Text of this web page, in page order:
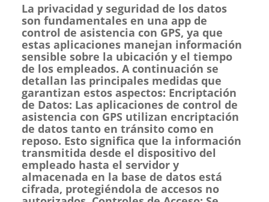
La privacidad y seguridad de los datos
son fundamentales en una app de
control de asistencia con GPS, ya que
estas aplicaciones manejan información
sensible sobre la ubicación y el tiempo
de los empleados. A continuación se
detallan las principales medidas que
garantizan estos aspectos: Encriptación
de Datos: Las aplicaciones de control de
asistencia con GPS utilizan encriptación
de datos tanto en tránsito como en
reposo. Esto significa que la información
transmitida desde el dispositivo del
empleado hasta el servidor y
almacenada en la base de datos está
cifrada, protegiéndola de accesos no